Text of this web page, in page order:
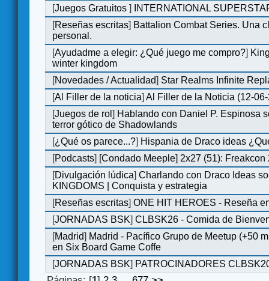
[Juegos Gratuitos]
INTERNATIONAL
[Reseñas escritas] Battalion Combat Series. Una
personal.
[Ayudadme a elegir: ¿Qué juego me compro?]
winter kingdom
[Novedades / Actualidad] Star Realms Infinite
[Al Filler de la noticia]Al Filler de la Noticia (12-
[Juegos de rol] Hablando con Daniel P. Espinosa
terror gótico de Shadowlands
[¿Qué os parece...?] Hispania de Draco ideas
[Podcasts] [Condado Meeple] 2x27 (51): Freakcon
[Divulgación lúdica]Charlando con Draco Ideas
KINGDOMS | Conquista y estrategia
[Reseñas escritas]ONE HIT HEROES - Reseña
[JORNADAS BSK]CLBSK26 - Comida de
[Madrid] Madrid - Pacífico Grupo de Meetup (+50
en Six Board Game Coffe
[JORNADAS BSK] PATROCINADORES